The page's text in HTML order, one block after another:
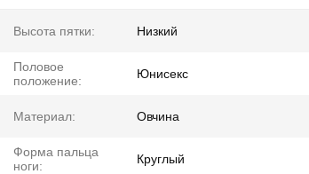
Высота пятки: Низкий
Половое
положение:
Юнисекс
Материал: Овчина
Форма пальца
ноги:
Круглый